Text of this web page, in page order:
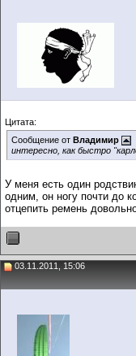
Цитата:
Сообщение от Владимир
интересно, как быстро
У меня есть один
одним, он ногу почти до
отцепить ремень
03.11.2011, 15:06